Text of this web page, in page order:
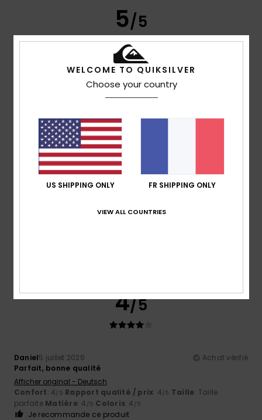
5/5
6 juillet 2026
Excellent rapport qualité prix et en solde
Rapport qualité / prix: 5
Je recommande ce produit
4
4/5
Daniel5 juillet 2026
Achat vérifié
Parfait, bonne qualité
Afficher original - Deutsch
Confort: 4/5 Rapport qualité / prix: 4/5 Taille: Taille
parfaite Matière: 4 /5 Coloris: 4 /5
Je recommande ce produit
WELCOME TO QUIKSILVER
Choose your country
US SHIPPING ONLY FR SHIPPING ONLY
VIEW ALL COUNTRIES